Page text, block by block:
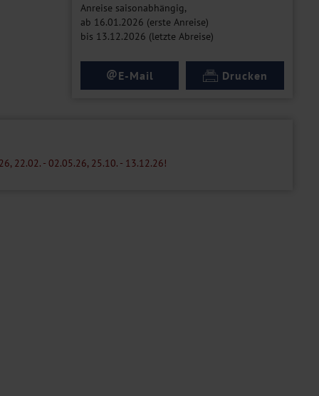
Anreise saisonabhängig,
ab 16.01.2026 (erste Anreise)
bis 13.12.2026 (letzte Abreise)
@E-Mail Drucken
22.02. - 02.05.26, 25.10. - 13.12.26!